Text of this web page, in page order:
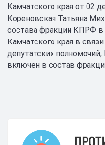
Камчатского края от 02
Кореновская Татьяна
состава фракции КПРФ в
Камчатского края в
депутатских
включен в состав